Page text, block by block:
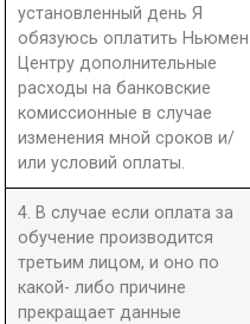
установленный день Я
обязуюсь оплатить Ньюмен
Центру дополнительные
расходы на банковские
комиссионные в случае
изменения мной сроков и/
или условий оплаты.
4. В случае если оплата за
обучение производится
третьим лицом, и оно по
какой- либо причине
прекращает данные